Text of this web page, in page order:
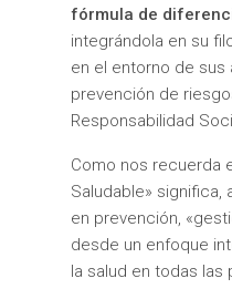
fórmula de
integrándola en su
en el entorno de sus
prevención de
Responsabilidad
Como nos recuerda
Saludable» significa,
en prevención,
desde un enfoque
la salud en todas las